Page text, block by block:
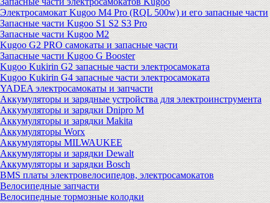
Электросамокат Kugoo M4 Pro (RQL 500w) и его запасные части
Запасные части Kugoo S1 S2 S3 Pro
Запасные части Kugoo M2
Kugoo G2 PRO самокаты и запасные части
Запасные части Kugoo G Booster
Kugoo Kukirin G2 запасные части электросамоката
Kugoo Kukirin G4 запасные части электросамоката
YADEA электросамокаты и запчасти
Аккумуляторы и зарядные устройства для электроинструмента
Аккумуляторы и зарядки Dnipro M
Аккумуляторы и зарядки Makita
Аккумуляторы Worx
Аккумуляторы MILWAUKEE
Аккумуляторы и зарядки Dewalt
Аккумуляторы и зарядки Bosch
BMS платы электровелосипедов, электросамокатов
Велосипедные запчасти
Велосипедные тормозные колодки